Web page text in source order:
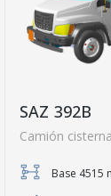
SAZ 392B
Camión cisterna
Base 4515